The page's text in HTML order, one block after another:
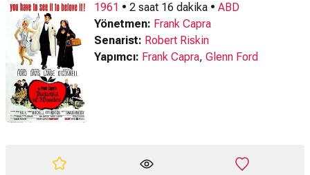
1961 • 2 saat 16 dakika • ABD
Yönetmen: Frank Capra
Senarist: Robert Riskin
Yapımcı: Frank Capra, Glenn Ford